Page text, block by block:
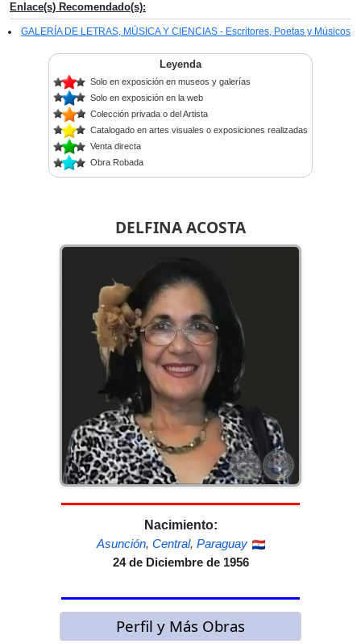
DELFINA ACOSTA
Nacimiento:
Asunción, Central, Paraguay
24 de Diciembre de 1956
Perfil y Más Obras
Enlace(s) Recomendado(s):
GALERÍA DE LETRAS, MÚSICA Y CIENCIAS - Escritores, Poetas y Músicos
Leyenda
Solo en exposición en museos y galerías
Solo en exposición en la web
Colección privada o del Artista
Catalogado en artes visuales o exposiciones realizadas
Venta directa
Obra Robada